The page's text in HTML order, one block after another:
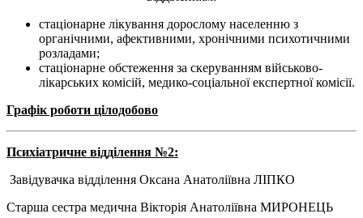
стаціонарне лікування дорослому населенню з
органічними, афективними, хронічними психотичними
розладами;
стаціонарне обстеження за скеруванням військово-
лікарських комісій, медико-соціальної експертної комісії.
Графік роботи цілодобово
Психіатричне відділення №2:
Завідувачка відділення Оксана Анатоліївна ЛІПКО
Старша сестра медична Вікторія Анатоліївна МИРОНЕЦЬ